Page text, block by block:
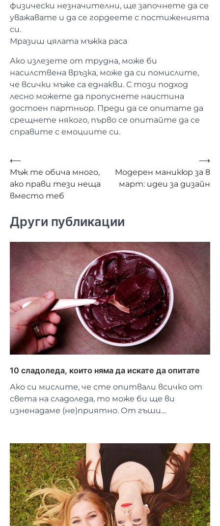
физически незначителни, ще започнете да се
уважавате и да се гордеете с постиженията
си.
Мразиш цялата мъжка раса
Ако излезете от трудна, може би
насилствена връзка, може да си помислите,
че всички мъже са еднакви. С този подход
лесно можете да пропуснете наистина
достоен партньор. Преди да се опитате да
срещнете някого, първо се опитайте да се
справите с емоциите си.
Навигация
⟵
Мъж те обича много,
ако прави тези неща
вместо теб
Модерен маникюр за 8
март: идеи за дизайн
⟶
Други публикации
10 сладоледа, които няма да искате да опитате
Ако си мислите, че сте опитвали всичко от
света на сладоледа, то може би ще ви
изненадаме (не)приятно. От гъши…